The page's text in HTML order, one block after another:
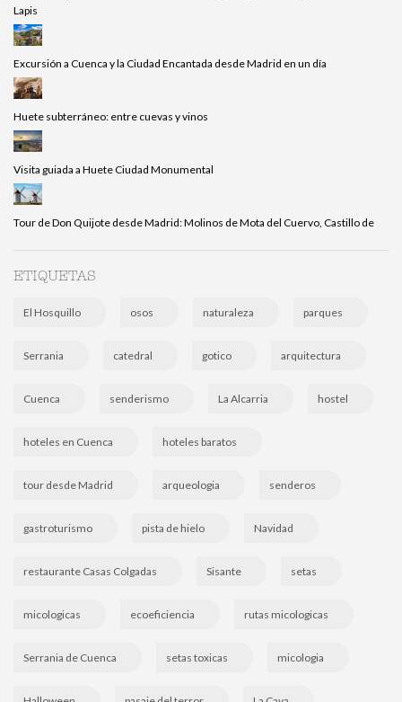
Lapis
Excursión a Cuenca y la Ciudad Encantada desde Madrid en un día
Huete subterráneo: entre cuevas y vinos
Visita guiada a Huete Ciudad Monumental
Tour de Don Quijote desde Madrid: Molinos de Mota del Cuervo, Castillo de
ETIQUETAS
El Hosquillo osos naturaleza parques
Serrania catedral gotico arquitectura
Cuenca senderismo La Alcarria hostel
hoteles en Cuenca hoteles baratos
tour desde Madrid arqueologia senderos
gastroturismo pista de hielo Navidad
restaurante Casas Colgadas Sisante setas
micologicas ecoeficiencia rutas micologicas
Serrania de Cuenca setas toxicas micologia